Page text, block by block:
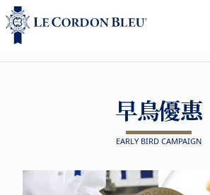
早鳥優惠
EARLY BIRD CAMPAIGN